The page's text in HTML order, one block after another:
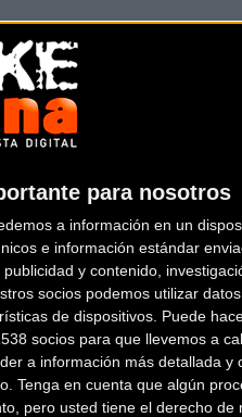
para nosotros
a información en un
e información estándar
y contenido,
socios podemos utilizar
de dispositivos. Puede
socios para que llevemos a
a información más detallada y
Tenga en cuenta que algún
pero usted tiene el derecho de
C/Lozano,
Vallecas)3T, ANGEL CYCLE
físicas en Madrid así como
de ciclismo a nivel